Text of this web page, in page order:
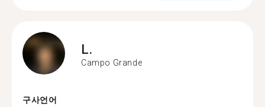
L.
Campo Grande
구사언어